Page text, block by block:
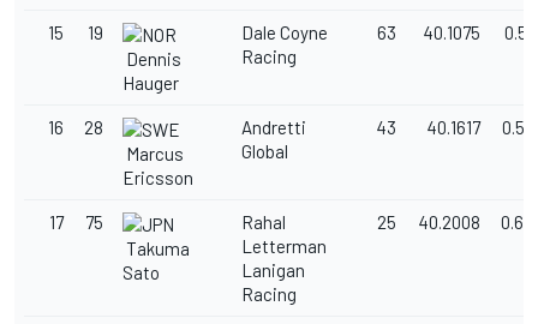
15
19
Dennis
Hauger
Dale Coyne
Racing
63 40.1075
16
28
Marcus
Ericsson
Andretti
Global
43 40.1617
17
75
Takuma
Sato
Rahal
Letterman
Lanigan
Racing
25 40.2008